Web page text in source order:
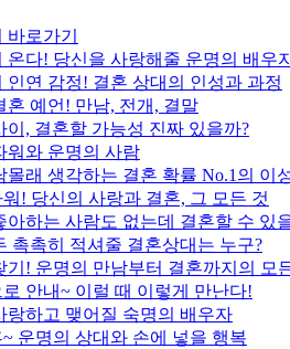
로가기
온다! 당신을 사랑해줄 운명의 배우
인연 감정! 결혼 상대의 인성과 과정
혼 예언! 만남, 전개, 결말
이, 결혼할 가능성 진짜 있을까?
워와 운명의 사람
몰래 생각하는 결혼 확률 No.1의 이
! 당신의 사랑과 결혼, 그 모든 것
아하는 사람도 없는데 결혼할 수 있
촉촉히 적셔줄 결혼상대는 누구?
기! 운명의 만남부터 결혼까지의 모
안내~ 이럴 때 이렇게 만난다!
랑하고 맺어질 숙명의 배우자
운명의 상대와 손에 넣을 행복